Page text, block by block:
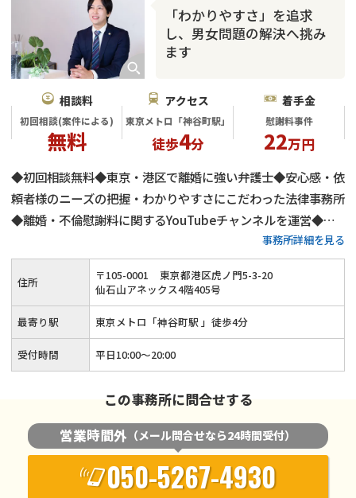
「わかりやすさ」を追求
し、男女問題の解決へ挑み
ます
相談料
初回相談(案件による)
無料
アクセス
東京メトロ「神谷町駅」
徒歩4分
着手金
慰謝料事件
22万円
◆初回相談無料◆東京・港区で離婚に強い弁護士◆安心感・依
頼者様のニーズの把握・わかりやすさにこだわった法律事務所
◆離婚・不倫慰謝料に関するYouTubeチャンネルを運営◆不
事務所詳細を見る
住所 〒105-0001
東京都港区虎ノ門5-3-20
仙石山アネックス4階405号
最寄り駅 東京メトロ「神谷町駅 」徒歩4分
受付時間 平日10:00～20:00
この事務所に問合せする
営業時間外 （メール問合せなら24時間受付）
050-5267-4930